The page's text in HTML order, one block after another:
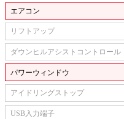
エアコン
リフトアップ
ダウンヒルアシストコントロール
パワーウィンドウ
アイドリングストップ
USB入力端子